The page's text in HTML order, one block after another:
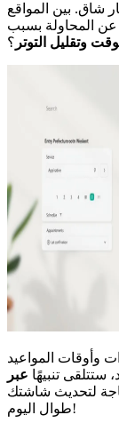
شاق. بين المواقع
عن المحاولة بسبب
وتقليل التوتر ؟
وأوقات المواعيد
تنبيهًا عبر
لتحديث شاشتك
طوال اليوم!